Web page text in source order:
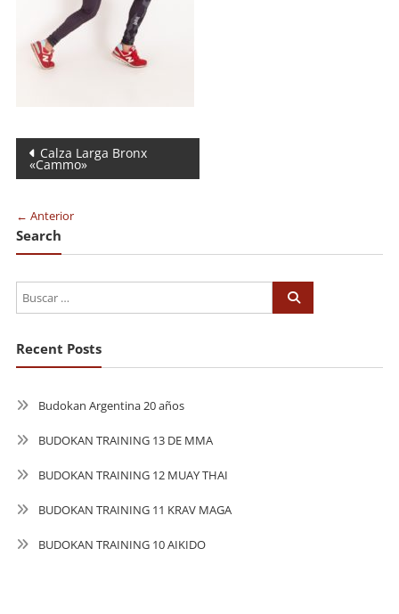
Navegación
de
entradas
Calza Larga Bronx
«Cammo»
← Anterior
Search
Recent Posts
Budokan Argentina 20 años
BUDOKAN TRAINING 13 DE MMA
BUDOKAN TRAINING 12 MUAY THAI
BUDOKAN TRAINING 11 KRAV MAGA
BUDOKAN TRAINING 10 AIKIDO